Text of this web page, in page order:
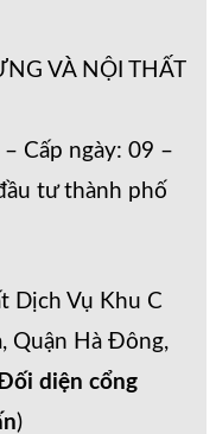
VÀ NỘI THẤT
Cấp ngày: 09 –
tư thành phố
Dịch Vụ Khu C
Quận Hà Đông,
diện cổng
)